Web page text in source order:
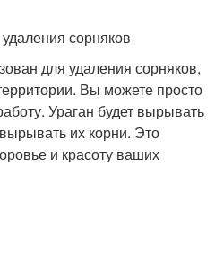
сорняков
для удаления сорняков,
Вы можете просто
Ураган будет вырывать
их корни. Это
и красоту ваших